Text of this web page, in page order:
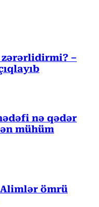
zərərlidirmi? –
nə qədər
mühüm
ömrü